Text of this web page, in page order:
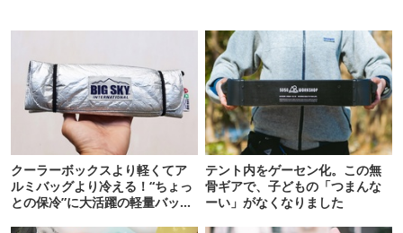
クーラーボックスより軽くてア
ルミバッグより冷える！“ちょっ
との保冷”に大活躍の軽量バッグ
テント内をゲーセン化。この無
骨ギアで、子どもの「つまんな
ーい」がなくなりました